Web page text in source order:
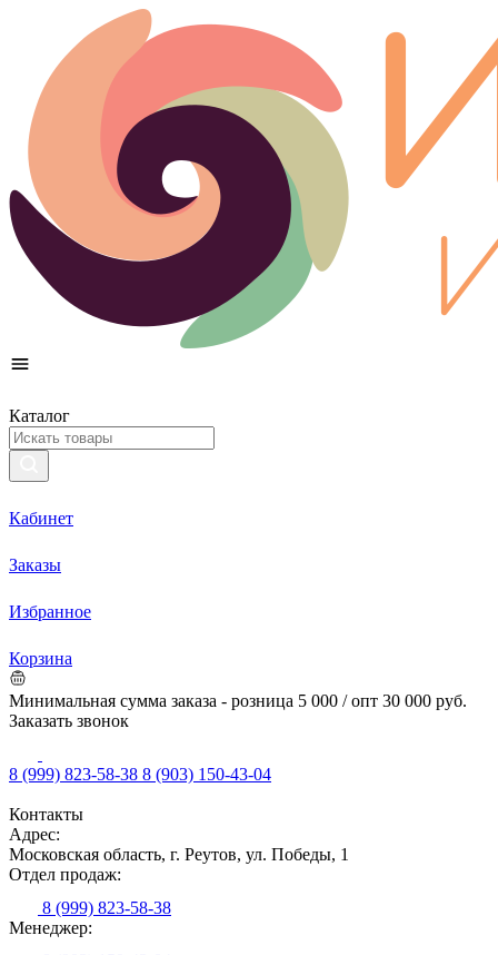
Каталог
Кабинет
Заказы
Избранное
Корзина
Минимальная сумма заказа - розница 5 000 / опт 30 000 руб.
Заказать звонок
8 (999) 823-58-38 8 (903) 150-43-04
Контакты
Адрес:
Московская область, г. Реутов, ул. Победы, 1
Отдел продаж:
8 (999) 823-58-38
Менеджер: